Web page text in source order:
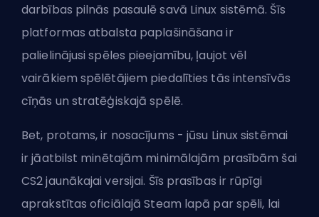
darbības pilnās pasaulē savā Linux sistēmā. Šīs
platformas atbalsta paplašināšana ir
palielinājusi spēles pieejamību, ļaujot vēl
vairākiem spēlētājiem piedalīties tās intensīvās
cīņās un stratēģiskajā spēlē.
Bet, protams, ir nosacījums - jūsu Linux sistēmai
ir jāatbilst minētajām minimālajām prasībām šai
CS2 jaunākajai versijai. Šīs prasības ir rūpīgi
aprakstītas oficiālajā Steam lapā par spēli, lai